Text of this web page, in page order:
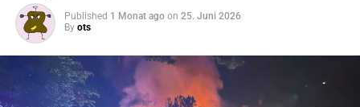
Published 1 Monat ago on 25. Juni 2026
By ots